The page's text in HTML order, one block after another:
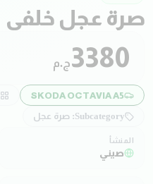
صرة عجل خلفي
3380ج.م
SKODA OCTAVIA A5
Subcategory: صرة عجل
المنشأ
صيني